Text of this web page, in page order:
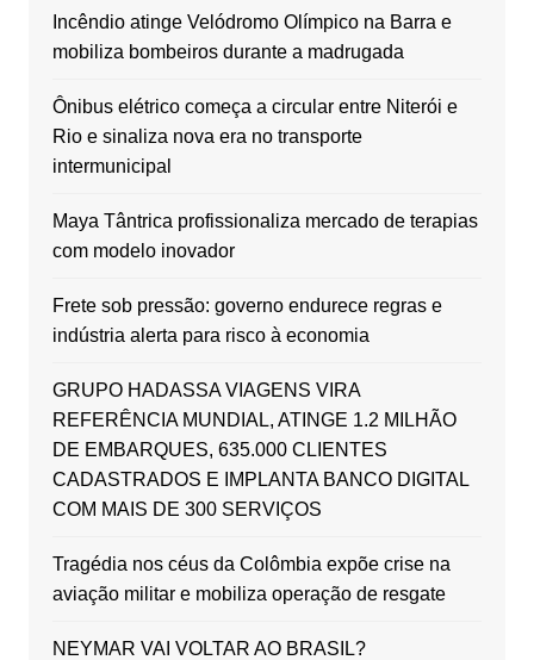
Incêndio atinge Velódromo Olímpico na Barra e
mobiliza bombeiros durante a madrugada
Ônibus elétrico começa a circular entre Niterói e
Rio e sinaliza nova era no transporte
intermunicipal
Maya Tântrica profissionaliza mercado de terapias
com modelo inovador
Frete sob pressão: governo endurece regras e
indústria alerta para risco à economia
GRUPO HADASSA VIAGENS VIRA
REFERÊNCIA MUNDIAL, ATINGE 1.2 MILHÃO
DE EMBARQUES, 635.000 CLIENTES
CADASTRADOS E IMPLANTA BANCO DIGITAL
COM MAIS DE 300 SERVIÇOS
Tragédia nos céus da Colômbia expõe crise na
aviação militar e mobiliza operação de resgate
NEYMAR VAI VOLTAR AO BRASIL?